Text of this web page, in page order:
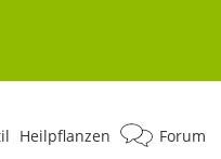
Heilpflanzen Forum